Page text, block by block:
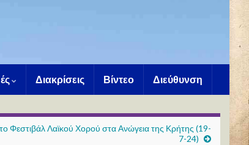
Διακρίσεις Βίντεο Διεύθυνση
Φεστιβάλ Λαϊκού Χορού στα Ανώγεια της Κρήτης (19-
7-24)